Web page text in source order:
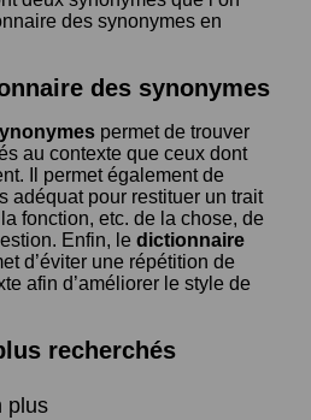
des synonymes en
des synonymes
permet de trouver
au contexte que ceux dont
Il permet également de
adéquat pour restituer un trait
fonction, etc. de la chose, de
Enfin, le dictionnaire
d’éviter une répétition de
afin d’améliorer le style de
recherchés
plus